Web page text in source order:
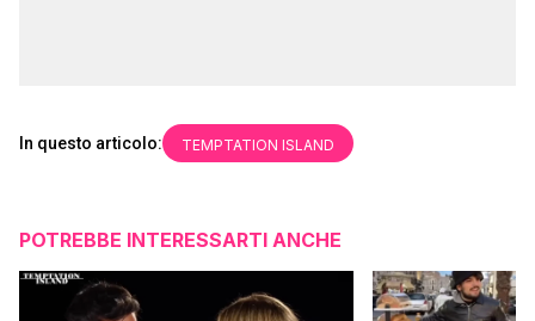
In questo articolo: TEMPTATION ISLAND
POTREBBE INTERESSARTI ANCHE